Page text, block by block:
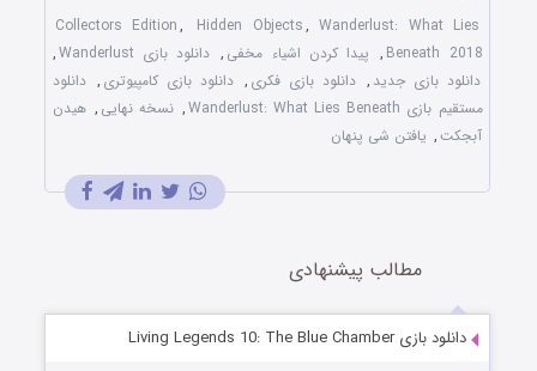
Collectors Edition, Hidden Objects,Wanderlust: What Lies
Beneath 2018
, پیدا کردن اشیاء مخفی , دانلود بازی Wanderlust
,
دانلود بازی جدید , دانلود بازی فکری , دانلود بازی کامپیوتری , دانلود
مستقیم بازی Wanderlust: What Lies Beneath
, نسخه نهایی , هیدن
آبجکت, یافتن شی پنهان
مطالب پیشنهادی
دانلود بازی Living Legends 10: The Blue Chamber